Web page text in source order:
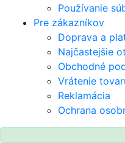
Používanie
Pre zákazníkov
Doprava a
Najčastejšie
Obchodné
Vrátenie
Reklamácia
Ochrana